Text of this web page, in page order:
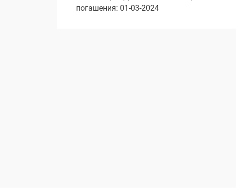
погашения: 01-03-2024